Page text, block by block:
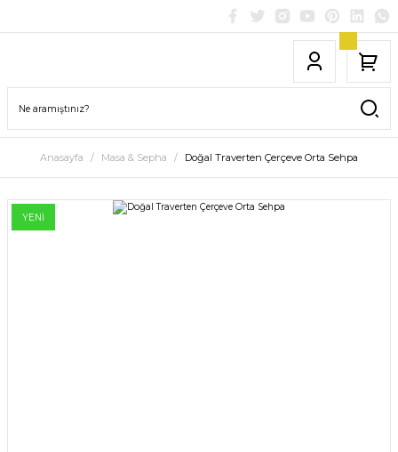
Anasayfa Masa & Sepha Doğal Traverten Çerçeve Orta Sehpa
YENİ